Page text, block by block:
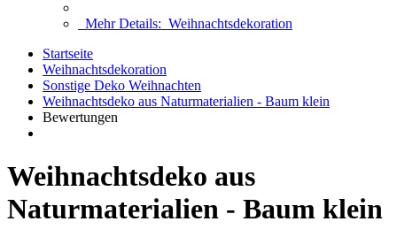
Mehr Details: Weihnachtsdekoration
Startseite
Weihnachtsdekoration
Sonstige Deko Weihnachten
Weihnachtsdeko aus Naturmaterialien - Baum klein
Bewertungen
Weihnachtsdeko aus
Naturmaterialien - Baum klein